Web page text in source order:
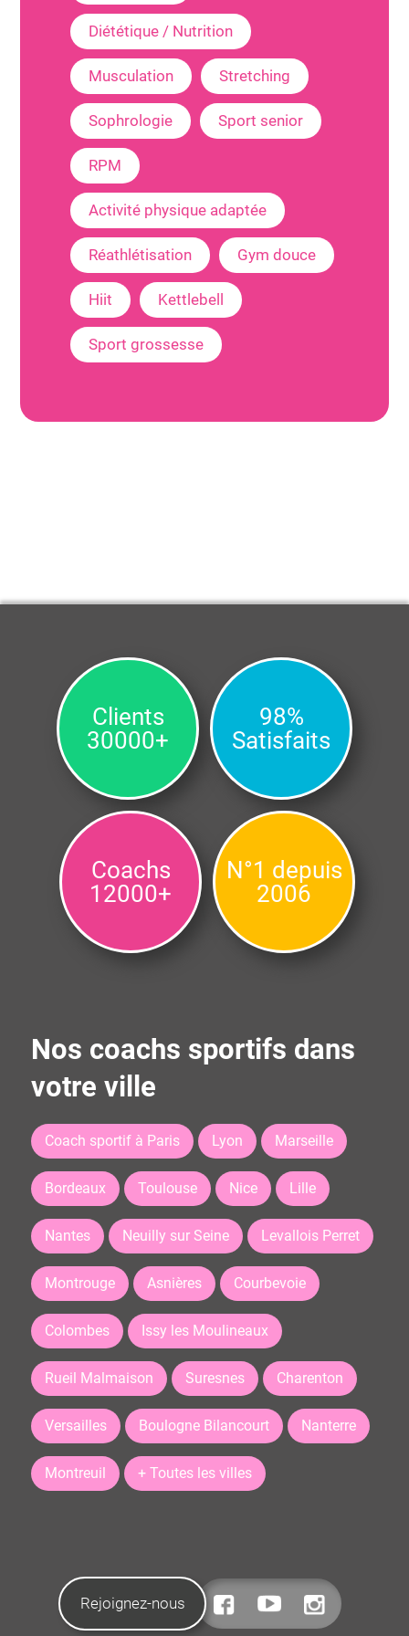
Diététique / Nutrition
Musculation Stretching
Sophrologie Sport senior
RPM
Activité physique adaptée
Réathlétisation Gym douce
Hiit Kettlebell
Sport grossesse
Clients
30000+
98%
Satisfaits
Coachs
12000+
N°1 depuis
2006
Nos coachs sportifs dans
votre ville
Coach sportif à Paris Lyon Marseille
Bordeaux Toulouse Nice Lille
Nantes Neuilly sur Seine Levallois Perret
Montrouge Asnières Courbevoie
Colombes Issy les Moulineaux
Rueil Malmaison Suresnes Charenton
Versailles Boulogne Bilancourt Nanterre
Montreuil + Toutes les villes
Rejoignez-nous